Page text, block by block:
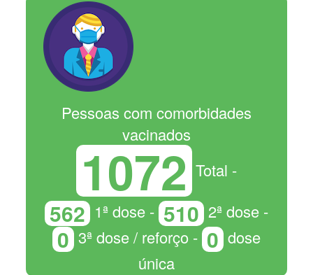
Pessoas com comorbidades
vacinados
1072 Total -
562 1ª dose - 510 2ª dose -
0 3ª dose / reforço - 0 dose
única